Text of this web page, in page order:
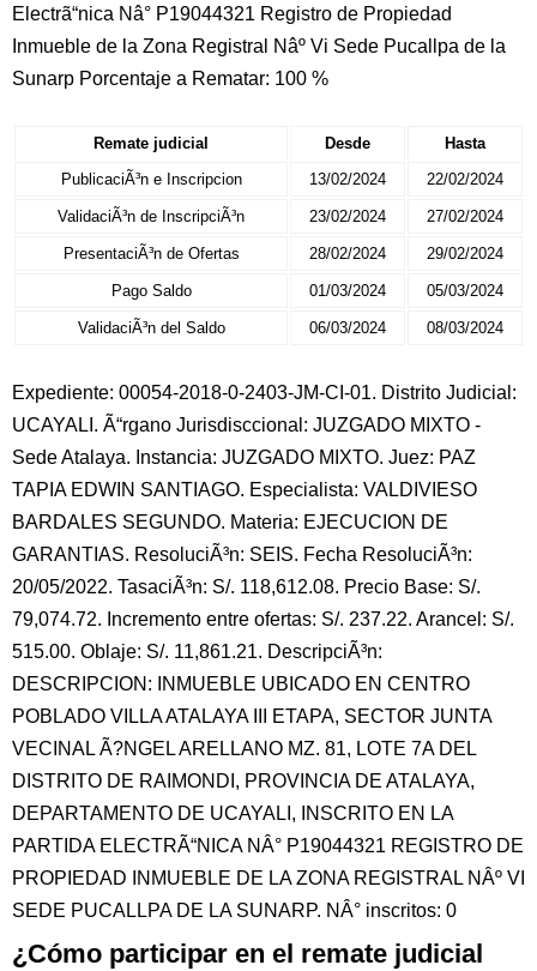
Electrã“nica Nâ° P19044321 Registro de Propiedad
Inmueble de la Zona Registral Nâº Vi Sede Pucallpa de la
Sunarp Porcentaje a Rematar: 100 %
Remate judicial Desde
Hasta
PublicaciÃ³n e Inscripcion
13/02/2024 22/02/2024
ValidaciÃ³n de InscripciÃ³n 23/02/2024 27/02/2024
PresentaciÃ³n de Ofertas 28/02/2024 29/02/2024
Pago Saldo 01/03/2024 05/03/2024
ValidaciÃ³n del Saldo 06/03/2024 08/03/2024
Expediente: 00054-2018-0-2403-JM-CI-01. Distrito Judicial:
UCAYALI. Ã“rgano Jurisdisccional: JUZGADO MIXTO -
Sede Atalaya. Instancia: JUZGADO MIXTO. Juez: PAZ
TAPIA EDWIN SANTIAGO. Especialista: VALDIVIESO
BARDALES SEGUNDO. Materia: EJECUCION DE
GARANTIAS. ResoluciÃ³n: SEIS. Fecha ResoluciÃ³n:
20/05/2022. TasaciÃ³n: S/. 118,612.08. Precio Base: S/.
79,074.72. Incremento entre ofertas: S/. 237.22. Arancel: S/.
515.00. Oblaje: S/. 11,861.21. DescripciÃ³n:
DESCRIPCION: INMUEBLE UBICADO EN CENTRO
POBLADO VILLA ATALAYA III ETAPA, SECTOR JUNTA
VECINAL Ã?NGEL ARELLANO MZ. 81, LOTE 7A DEL
DISTRITO DE RAIMONDI, PROVINCIA DE ATALAYA,
DEPARTAMENTO DE UCAYALI, INSCRITO EN LA
PARTIDA ELECTRÃ“NICA NÂ° P19044321 REGISTRO DE
PROPIEDAD INMUEBLE DE LA ZONA REGISTRAL NÂº VI
SEDE PUCALLPA DE LA SUNARP. NÂ° inscritos: 0
¿Cómo participar en el remate judicial